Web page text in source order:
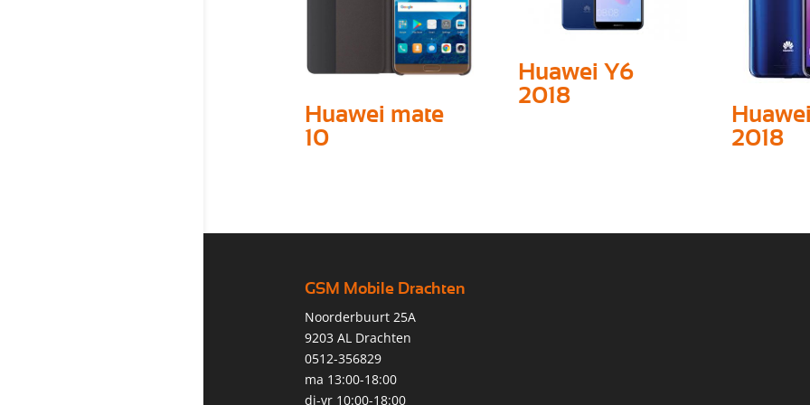
Huawei mate
10
Huawei Y6
2018
2018
GSM Mobile Drachten
Noorderbuurt 25A
9203 AL Drachten
0512-356829
ma 13:00-18:00
di-vr 10:00-18:00